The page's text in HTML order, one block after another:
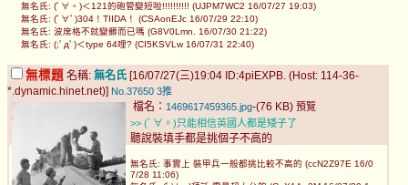
無名氏: (ﾟ∀。)＜121的砲管變短啦!!!!!!!!!! (UJPM7WC2 16/07/27 19:03)
無名氏: (ﾟ∀ﾟ)304！TIIDA！ (CSAonEJc 16/07/29 22:10)
無名氏: 波席格不就變髒而已嗎 (G8V0Lmn. 16/07/30 21:22)
無名氏: (;ﾟдﾟ)＜type 64哩? (CI5KSVLw 16/07/31 22:40)
無標題 名稱: 無名氏 [16/07/27(三)19:04 ID:4piEXPB. (Host: 114-36-
*.dynamic.hinet.net)] No.37650 3推
檔名： 1469617459365.jpg-(76 KB) 預覽
>> (ﾟ∀。)只能相信英國人都是矮子了
聽說裝填手都是挑個子不高的
無名氏: 事實上 裝甲兵一般都挑比較不高的 (ccN2Z97E 16/0
7/28 11:06)